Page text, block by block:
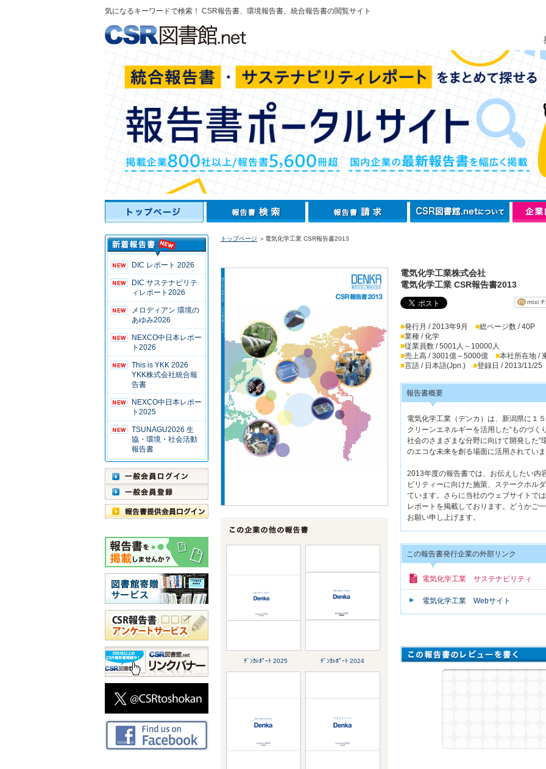
気になるキーワードで検索！ CSR報告書、環境報告書、統合報告書の閲覧サイト
DIC レポート 2026
DIC サステナビリテ
ィレポート2026
メロディアン 環境の
あゆみ2026
NEXCO中日本レポー
ト2026
This is YKK 2026
YKK株式会社統合報
告書
NEXCO中日本レポー
ト2025
TSUNAGU2026 生
協・環境・社会活動
報告書
トップページ ＞電気化学工業 CSR報告書2013
ﾃﾞﾝｶﾚﾎﾟｰﾄ 2025 ﾃﾞﾝｶﾚﾎﾟｰﾄ 2024
電気化学工業株式会社
電気化学工業 CSR報告書2013
■発行月 / 2013年9月 ■総ページ数 / 40P
■業種 / 化学
■従業員数 / 5001人～10000人
■売上高 / 3001億～5000億 ■本社所在地 /
■言語 / 日本語(Jpn.) ■登録日 / 2013/11/25
報告書概要
電気化学工業（デンカ）は、新潟県に１
クリーンエネルギーを活用した“ものづく
社会のさまざまな分野に向けて開発した“
のエコな未来を創る場面に活用されていま
2013年度の報告書では、お伝えしたい内
ビリティーに向けた施策、ステークホル
ています。さらに当社のウェブサイトで
レポートを掲載しております。どうかご
お願い申し上げます。
この報告書発行企業の外部リンク
電気化学工業 サステナビリティ
電気化学工業 Webサイト